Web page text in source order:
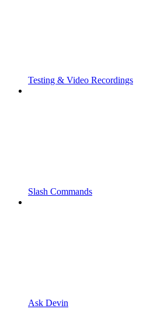
Testing & Video Recordings
Slash Commands
Ask Devin